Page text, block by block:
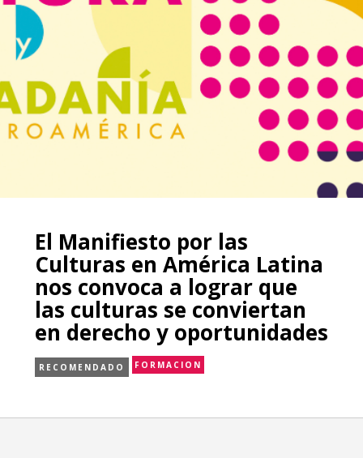
El Manifiesto por las
Culturas en América Latina
nos convoca a lograr que
las culturas se conviertan
en derecho y oportunidades
RECOMENDADO FORMACION